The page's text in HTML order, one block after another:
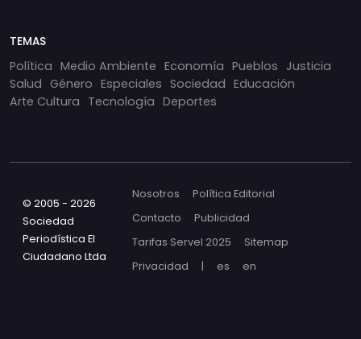
TEMAS
Política Medio Ambiente Economía Pueblos Justicia
Salud Género Especiales Sociedad Educación
Arte Cultura Tecnología Deportes
© 2005 - 2026
Sociedad
Periodística El
Ciudadano Ltda
Nosotros
Política Editorial
Contacto
Publicidad
Tarifas Servel 2025
Sitemap
Privacidad
| es en